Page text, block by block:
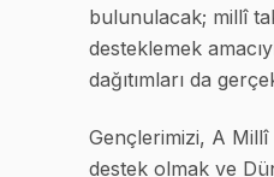
bulunulacak; millî
desteklemek
dağıtımları da
Gençlerimizi, A Millî
destek olmak ve